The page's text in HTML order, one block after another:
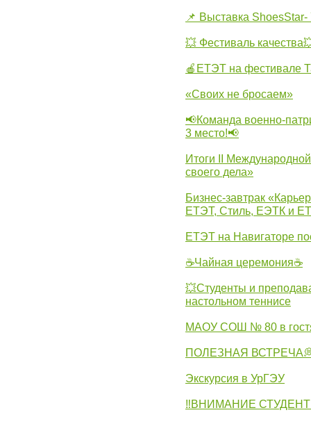
📌 Выставка ShoesStar-
💥 Фестиваль
🍎ЕТЭТ на фестивале
«Своих не бросаем»
📢Команда военно-
3 место!📢
Итоги II
своего дела»
Бизнес-завтрак
ЕТЭТ, Стиль, ЕЭТК и
ЕТЭТ на Навигаторе
☕Чайная церемония☕
💥Студенты и
настольном теннисе
МАОУ СОШ № 80 в
ПОЛЕЗНАЯ
Экскурсия в УрГЭУ
‼ВНИМАНИЕ